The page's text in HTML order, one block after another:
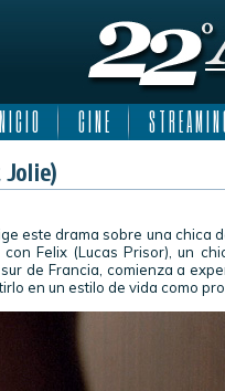
I C I O C I N E S T R E A M I N
Jolie)
este drama sobre una chica
Felix (Lucas Prisor), un
de Francia, comienza a
en un estilo de vida como